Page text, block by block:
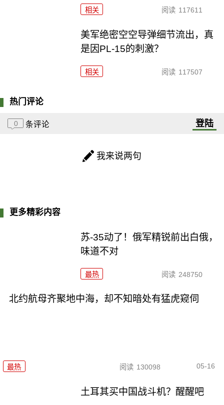
相关 阅读 117611
美军绝密空空导弹细节流出，真
是因PL-15的刺激？
相关 阅读 117507
热门评论
0 条评论 登陆
我来说两句
更多精彩内容
苏-35动了！俄军精锐前出白俄，
味道不对
最热 阅读 248750
北约航母齐聚地中海，却不知暗处有猛虎窥伺
最热 阅读 130098 05-16
土耳其买中国战斗机？醒醒吧